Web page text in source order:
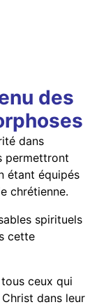
des
dans
permettront
étant équipés
chrétienne.
spirituels
cette
ceux qui
dans leur